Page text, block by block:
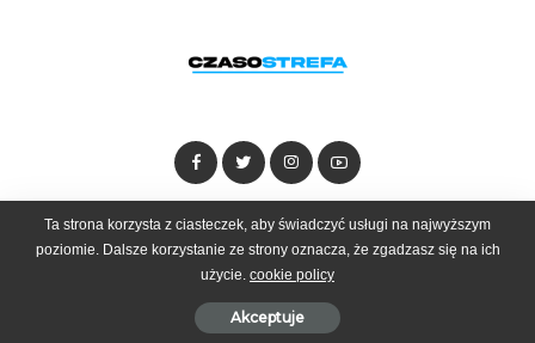
Dołącz do zespołu Kontakt Reklama
© 2025 Czasostrefa by Goobrand
Ta strona korzysta z ciasteczek, aby świadczyć usługi na najwyższym
poziomie. Dalsze korzystanie ze strony oznacza, że zgadzasz się na ich
użycie. cookie policy
Akceptuje